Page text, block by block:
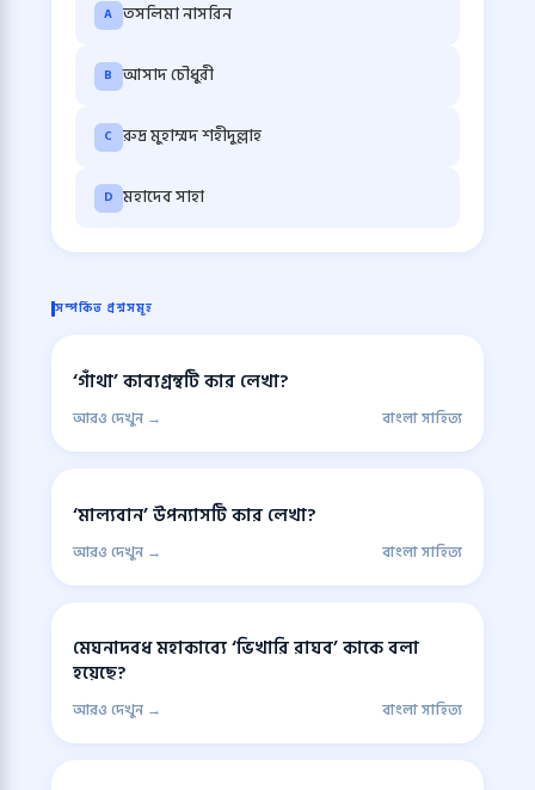
A তসলিমা নাসরিন
B আসাদ চৌধুরী
C রুদ্র মুহাম্মদ শহীদুল্লাহ
D মহাদেব সাহা
সম্পর্কিত প্রশ্নসমূহ
‘গাঁথা’ কাব্যগ্রন্থটি কার লেখা?
আরও দেখুন → বাংলা সাহিত্য
‘মাল্যবান’ উপন্যাসটি কার লেখা?
আরও দেখুন → বাংলা সাহিত্য
মেঘনাদবধ মহাকাব্যে ‘ভিখারি রাঘব’ কাকে বলা
হয়েছে?
আরও দেখুন → বাংলা সাহিত্য